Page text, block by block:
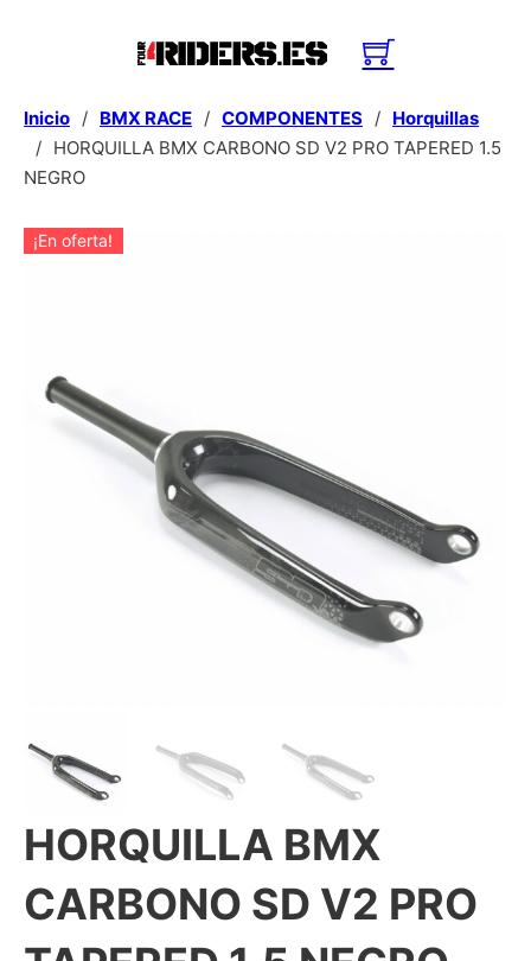
Inicio / BMX RACE / COMPONENTES / Horquillas
/ HORQUILLA BMX CARBONO SD V2 PRO TAPERED 1.5
NEGRO
¡En oferta!
HORQUILLA BMX
CARBONO SD V2 PRO